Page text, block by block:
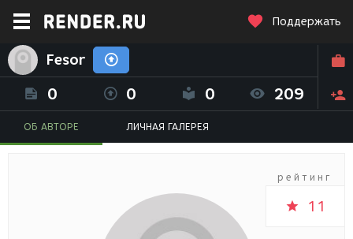
Поддержать
Fesor
0 0 0 209
ОБ АВТОРЕ ЛИЧНАЯ ГАЛЕРЕЯ
рейтинг
11